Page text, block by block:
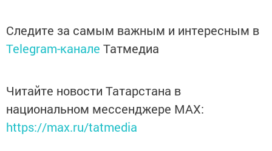
Следите за самым важным и интересным в
Telegram-канале Татмедиа
Читайте новости Татарстана в
национальном мессенджере MАХ:
https://max.ru/tatmedia